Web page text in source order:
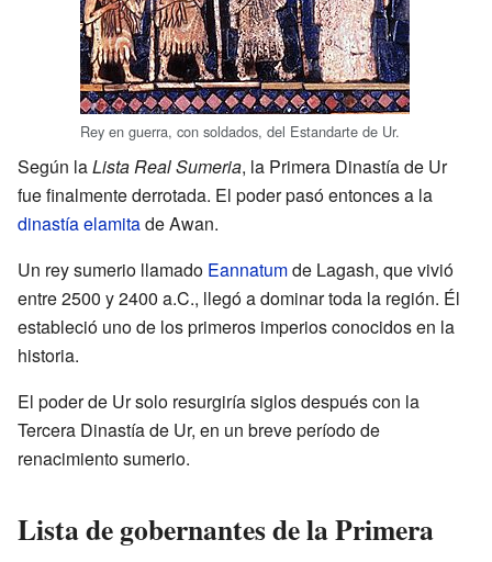
Rey en guerra, con soldados, del Estandarte de Ur.
Según laLista Real Sumeria, la Primera Dinastía de Ur
fue finalmente derrotada. El poder pasó entonces a la
dinastía elamitade Awan.
Un rey sumerio llamado Eannatumde Lagash, que vivió
entre 2500 y 2400 a.C., llegó a dominar toda la región. Él
estableció uno de los primeros imperios conocidos en la
historia.
El poder de Ur solo resurgiría siglos después con la
Tercera Dinastía de Ur, en un breve período de
renacimiento sumerio.
Lista de gobernantes de la Primera